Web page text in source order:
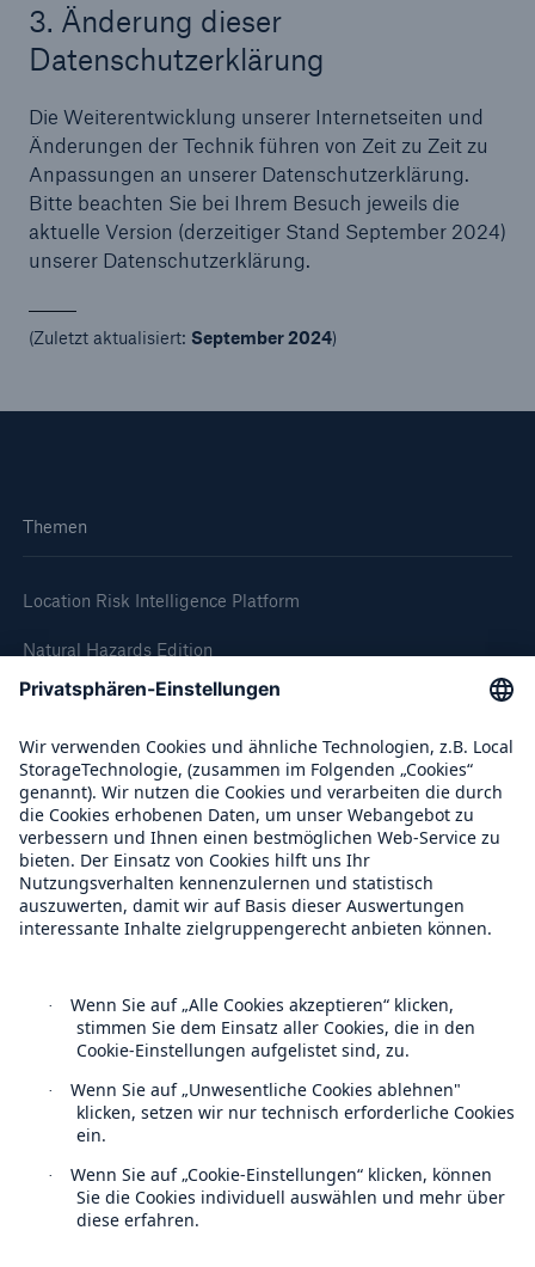
3. Änderung dieser
Datenschutzerklärung
Die Weiterentwicklung unserer Internetseiten und
Änderungen der Technik führen von Zeit zu Zeit zu
Anpassungen an unserer Datenschutzerklärung.
Bitte beachten Sie bei Ihrem Besuch jeweils die
aktuelle Version (derzeitiger Stand September 2024)
unserer Datenschutzerklärung.
(Zuletzt aktualisiert: September 2024)
Themen
Location Risk Intelligence Platform
Natural Hazards Edition
Climate Change Edition
Climate Financial Impact Edition
Wildfire HD Edition
On-Demand
Reporting Edition
Über uns
Veranstaltungen
Location Risk Intelligence Support